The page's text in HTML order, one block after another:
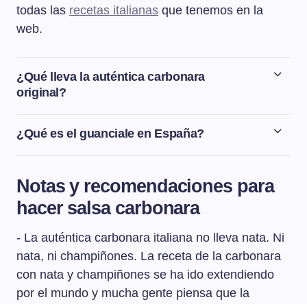
todas las recetas italianas que tenemos en la
web.
¿Qué lleva la auténtica carbonara
original?
La receta de la salsa carbonara italiana auténtica se
hace con huevos, queso parmesano y guanciale
¿Qué es el guanciale en España?
El guanciale es un embutido tradicional italiano que se
de encontrar el guanciale, por lo que para preparar
recetas italianas como la carbonara o la amatriciana,
Notas y recomendaciones para
hacer salsa carbonara
- La auténtica carbonara italiana no lleva nata. Ni
nata, ni champiñones. La receta de la carbonara
con nata y champiñones se ha ido extendiendo
por el mundo y mucha gente piensa que la